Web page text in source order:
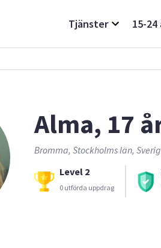
Tjänster 15-
Alma, 17
Bromma, Stockholms län,
Level 2
0 utförda uppdrag